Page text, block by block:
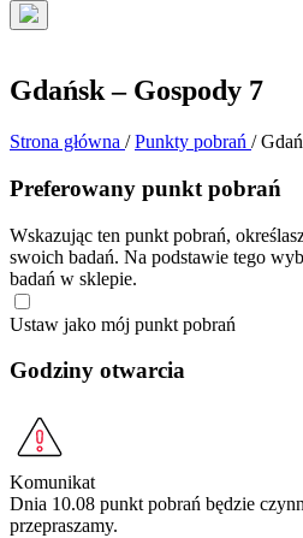
Gdańsk – Gospody 7
Strona główna / Punkty pobrań /
Preferowany punkt pobrań
Wskazując ten punkt pobrań,
swoich badań. Na podstawie tego
badań w sklepie.
Ustaw jako mój punkt pobrań
Godziny otwarcia
Komunikat
Dnia 10.08 punkt pobrań będzie
przepraszamy.